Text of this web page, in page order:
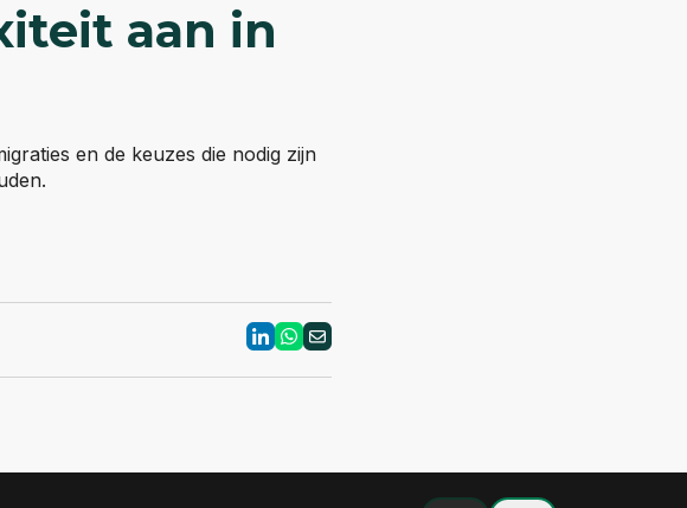
aan in
en de keuzes die nodig zijn